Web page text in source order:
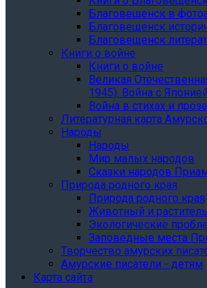
Благовещенск в
Благовещенск
Благовещенск
Книги о войне
Книги о войне
Великая
1945). Война с
Война в стихах и прозе
Литературная карта
Народы
Народы
Мир малых народов
Сказки народов
Природа родного края
Природа родного края
Животный и
Экологические
Заповедные места
Творчество амурских
Амурские писатели - детям
Карта сайта